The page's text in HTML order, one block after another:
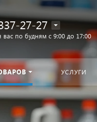
27-27
вас по будням с 9:00 до 17:00
УСЛУГИ